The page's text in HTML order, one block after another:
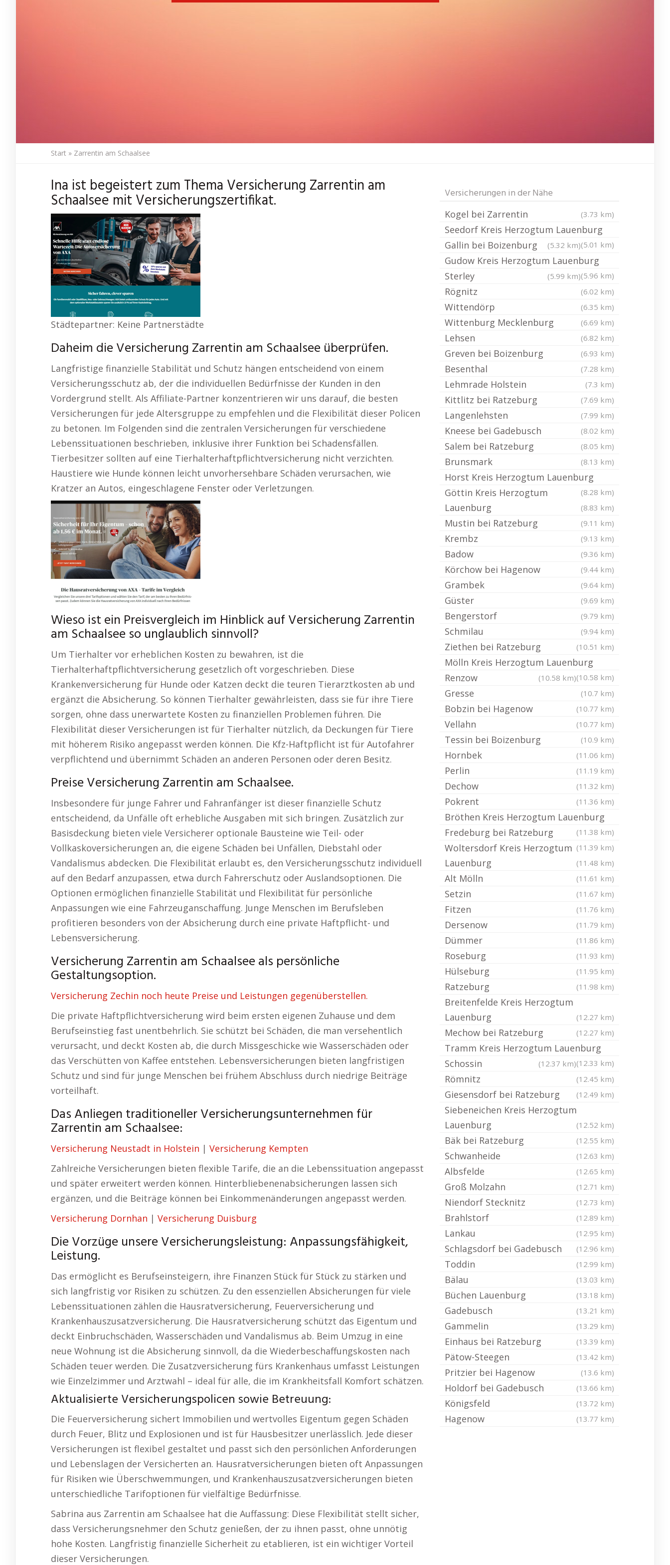
Start » Zarrentin am Schaalsee
Ina ist begeistert zum Thema Versicherung Zarrentin am
Schaalsee mit Versicherungszertifikat.
Städtepartner: Keine Partnerstädte
Daheim die Versicherung Zarrentin am Schaalsee überprüfen.
Langfristige finanzielle Stabilität und Schutz hängen entscheidend von einem
Versicherungsschutz ab, der die individuellen Bedürfnisse der Kunden in den
Vordergrund stellt. Als Affiliate-Partner konzentrieren wir uns darauf, die besten
Versicherungen für jede Altersgruppe zu empfehlen und die Flexibilität dieser Policen
zu betonen. Im Folgenden sind die zentralen Versicherungen für verschiedene
Lebenssituationen beschrieben, inklusive ihrer Funktion bei Schadensfällen.
Tierbesitzer sollten auf eine Tierhalterhaftpflichtversicherung nicht verzichten.
Haustiere wie Hunde können leicht unvorhersehbare Schäden verursachen, wie
Kratzer an Autos, eingeschlagene Fenster oder Verletzungen.
Wieso ist ein Preisvergleich im Hinblick auf Versicherung Zarrentin
am Schaalsee so unglaublich sinnvoll?
Um Tierhalter vor erheblichen Kosten zu bewahren, ist die
Tierhalterhaftpflichtversicherung gesetzlich oft vorgeschrieben. Diese
Krankenversicherung für Hunde oder Katzen deckt die teuren Tierarztkosten ab und
ergänzt die Absicherung. So können Tierhalter gewährleisten, dass sie für ihre Tiere
sorgen, ohne dass unerwartete Kosten zu finanziellen Problemen führen. Die
Flexibilität dieser Versicherungen ist für Tierhalter nützlich, da Deckungen für Tiere
mit höherem Risiko angepasst werden können. Die Kfz-Haftpflicht ist für Autofahrer
verpflichtend und übernimmt Schäden an anderen Personen oder deren Besitz.
Preise Versicherung Zarrentin am Schaalsee.
Insbesondere für junge Fahrer und Fahranfänger ist dieser finanzielle Schutz
entscheidend, da Unfälle oft erhebliche Ausgaben mit sich bringen. Zusätzlich zur
Basisdeckung bieten viele Versicherer optionale Bausteine wie Teil- oder
Vollkaskoversicherungen an, die eigene Schäden bei Unfällen, Diebstahl oder
Vandalismus abdecken. Die Flexibilität erlaubt es, den Versicherungsschutz individuell
auf den Bedarf anzupassen, etwa durch Fahrerschutz oder Auslandsoptionen. Die
Optionen ermöglichen finanzielle Stabilität und Flexibilität für persönliche
Anpassungen wie eine Fahrzeuganschaffung. Junge Menschen im Berufsleben
profitieren besonders von der Absicherung durch eine private Haftpflicht- und
Lebensversicherung.
Versicherung Zarrentin am Schaalsee als persönliche
Gestaltungsoption.
Versicherung Zechin noch heute Preise und Leistungen gegenüberstellen.
Die private Haftpflichtversicherung wird beim ersten eigenen Zuhause und dem
Berufseinstieg fast unentbehrlich. Sie schützt bei Schäden, die man versehentlich
verursacht, und deckt Kosten ab, die durch Missgeschicke wie Wasserschäden oder
das Verschütten von Kaffee entstehen. Lebensversicherungen bieten langfristigen
Schutz und sind für junge Menschen bei frühem Abschluss durch niedrige Beiträge
vorteilhaft.
Das Anliegen traditioneller Versicherungsunternehmen für
Zarrentin am Schaalsee:
Versicherung Neustadt in Holstein | Versicherung Kempten
Zahlreiche Versicherungen bieten flexible Tarife, die an die Lebenssituation angepasst
und später erweitert werden können. Hinterbliebenenabsicherungen lassen sich
ergänzen, und die Beiträge können bei Einkommenänderungen angepasst werden.
Versicherung Dornhan | Versicherung Duisburg
Die Vorzüge unsere Versicherungsleistung: Anpassungsfähigkeit,
Leistung.
Das ermöglicht es Berufseinsteigern, ihre Finanzen Stück für Stück zu stärken und
sich langfristig vor Risiken zu schützen. Zu den essenziellen Absicherungen für viele
Lebenssituationen zählen die Hausratversicherung, Feuerversicherung und
Krankenhauszusatzversicherung. Die Hausratversicherung schützt das Eigentum und
deckt Einbruchschäden, Wasserschäden und Vandalismus ab. Beim Umzug in eine
neue Wohnung ist die Absicherung sinnvoll, da die Wiederbeschaffungskosten nach
Schäden teuer werden. Die Zusatzversicherung fürs Krankenhaus umfasst Leistungen
wie Einzelzimmer und Arztwahl – ideal für alle, die im Krankheitsfall Komfort schätzen.
Aktualisierte Versicherungspolicen sowie Betreuung:
Die Feuerversicherung sichert Immobilien und wertvolles Eigentum gegen Schäden
durch Feuer, Blitz und Explosionen und ist für Hausbesitzer unerlässlich. Jede dieser
Versicherungen ist flexibel gestaltet und passt sich den persönlichen Anforderungen
und Lebenslagen der Versicherten an. Hausratversicherungen bieten oft Anpassungen
für Risiken wie Überschwemmungen, und Krankenhauszusatzversicherungen bieten
unterschiedliche Tarifoptionen für vielfältige Bedürfnisse.
Sabrina aus Zarrentin am Schaalsee hat die Auffassung: Diese Flexibilität stellt sicher,
dass Versicherungsnehmer den Schutz genießen, der zu ihnen passt, ohne unnötig
hohe Kosten. Langfristig finanzielle Sicherheit zu etablieren, ist ein wichtiger Vorteil
dieser Versicherungen.
Versicherungen in der Nähe
Kogel bei Zarrentin (3.73 km)
Seedorf Kreis Herzogtum Lauenburg
(5.01 km)
Gallin bei Boizenburg (5.32 km)
Gudow Kreis Herzogtum Lauenburg
(5.96 km)
Sterley (5.99 km)
Rögnitz (6.02 km)
Wittendörp (6.35 km)
Wittenburg Mecklenburg (6.69 km)
Lehsen (6.82 km)
Greven bei Boizenburg (6.93 km)
Besenthal (7.28 km)
Lehmrade Holstein (7.3 km)
Kittlitz bei Ratzeburg (7.69 km)
Langenlehsten (7.99 km)
Kneese bei Gadebusch (8.02 km)
Salem bei Ratzeburg (8.05 km)
Brunsmark (8.13 km)
Horst Kreis Herzogtum Lauenburg
(8.28 km)
Göttin Kreis Herzogtum
Lauenburg
(8.83 km)
Mustin bei Ratzeburg (9.11 km)
Krembz (9.13 km)
Badow (9.36 km)
Körchow bei Hagenow (9.44 km)
Grambek (9.64 km)
Güster (9.69 km)
Bengerstorf (9.79 km)
Schmilau (9.94 km)
Ziethen bei Ratzeburg (10.51 km)
Mölln Kreis Herzogtum Lauenburg
(10.58 km)
Renzow (10.58 km)
Gresse (10.7 km)
Bobzin bei Hagenow (10.77 km)
Vellahn (10.77 km)
Tessin bei Boizenburg (10.9 km)
Hornbek (11.06 km)
Perlin (11.19 km)
Dechow (11.32 km)
Pokrent (11.36 km)
Bröthen Kreis Herzogtum Lauenburg
(11.38 km)
Fredeburg bei Ratzeburg
(11.39 km)
Woltersdorf Kreis Herzogtum
Lauenburg
(11.48 km)
Alt Mölln (11.61 km)
Setzin (11.67 km)
Fitzen (11.76 km)
Dersenow (11.79 km)
Dümmer (11.86 km)
Roseburg (11.93 km)
Hülseburg (11.95 km)
Ratzeburg (11.98 km)
Breitenfelde Kreis Herzogtum
Lauenburg
(12.27 km)
Mechow bei Ratzeburg (12.27 km)
Tramm Kreis Herzogtum Lauenburg
(12.33 km)
Schossin (12.37 km)
Römnitz (12.45 km)
Giesensdorf bei Ratzeburg (12.49 km)
Siebeneichen Kreis Herzogtum
Lauenburg
(12.52 km)
Bäk bei Ratzeburg (12.55 km)
Schwanheide (12.63 km)
Albsfelde (12.65 km)
Groß Molzahn (12.71 km)
Niendorf Stecknitz (12.73 km)
Brahlstorf (12.89 km)
Lankau (12.95 km)
Schlagsdorf bei Gadebusch (12.96 km)
Toddin (12.99 km)
Bälau (13.03 km)
Büchen Lauenburg (13.18 km)
Gadebusch (13.21 km)
Gammelin (13.29 km)
Einhaus bei Ratzeburg (13.39 km)
Pätow-Steegen (13.42 km)
Pritzier bei Hagenow (13.6 km)
Holdorf bei Gadebusch (13.66 km)
Königsfeld (13.72 km)
Hagenow (13.77 km)